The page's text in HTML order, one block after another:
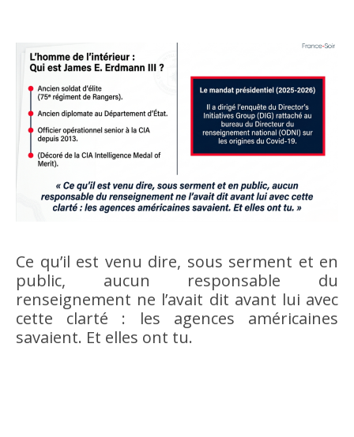
Ce qu’il est venu dire, sous serment et en
public, aucun responsable du
renseignement ne l’avait dit avant lui avec
cette clarté : les agences américaines
savaient. Et elles ont tu.